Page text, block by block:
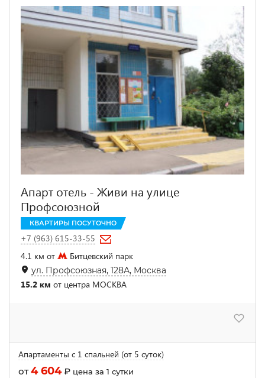
Апарт отель - Живи на улице
Профсоюзной
КВАРТИРЫ ПОСУТОЧНО
+7 (963) 615-33-55
4.1 км от
Битцевский парк
ул. Профсоюзная, 128А, Москва
15.2 км от центра МОСКВА
Апартаменты с 1 спальней (от 5 суток)
от4 604₽ цена за 1 сутки